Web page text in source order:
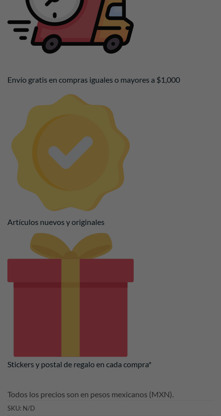
Envío gratis en compras iguales o mayores a $1,000
Artículos nuevos y originales
Stickers y postal de regalo en cada compra*
Todos los precios son en pesos mexicanos (MXN).
SKU: N/D